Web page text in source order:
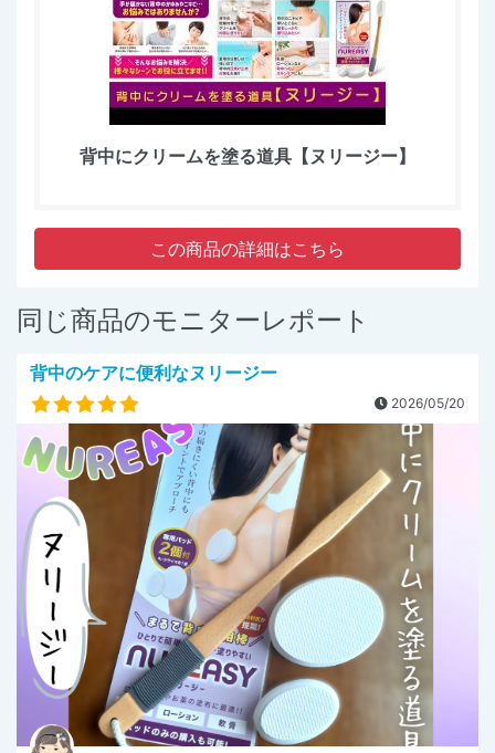
背中にクリームを塗る道具【ヌリージー】
この商品の詳細はこちら
同じ商品のモニターレポート
背中のケアに便利なヌリージー
2026/05/20